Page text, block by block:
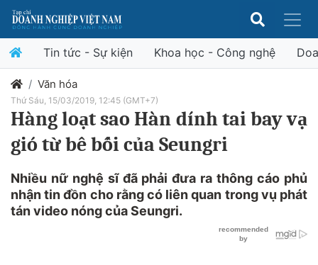
Tin tức - Sự kiện Khoa học - Công nghệ
Văn hóa
Thứ Sáu, 15/03/2019, 12:45 (GMT+7)
Hàng loạt sao Hàn dính tai bay vạ
gió từ bê bối của Seungri
Nhiều nữ nghệ sĩ đã phải đưa ra thông cáo phủ
nhận tin đồn cho rằng có liên quan trong vụ phát
tán video nóng của Seungri.